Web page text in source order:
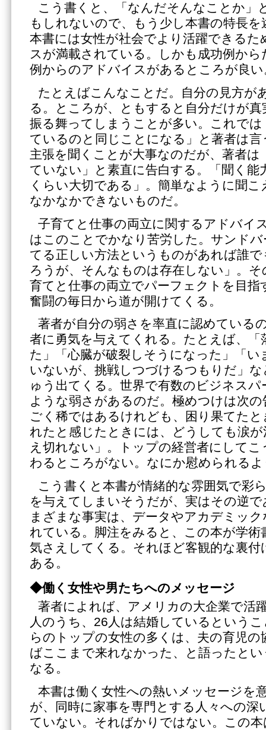
こう書くと、「なんだそんなことか」
もしれないので、もう少し本書の特長
本書には女性が社会でより活躍できるた
スが満載されている。しかも成功例か
例からのアドバイスがあるところが良い
たとえばこんなことだ。自分の見方が
る。ところが、ともすると自分だけが
振る舞ってしまうことが多い。これで
ているのと同じことになる」と著者は
主張を聞くことが大事なのだが、著者
ていない」と素直に告白する。「聞く能
くらい大切である」。簡単なように聞
なかなかできないものだ。
子育てと仕事の両立に関するアドバイ
はこのことでかなり苦労した。サンド
てる正しい方法というものがあれば誰
ろうが、そんなものは存在しない」。
育てと仕事の両立でパーフェクトを目指
奮闘の毎日から道が開けてくる。
著者が自分の弱さを率直に認めている
者に勇気を与えてくれる。たとえば、「
た」「心臓が破裂しそうになった」「
いないが、挑戦しつづけるつもりだ」
ゅう出てくる。世界で有数のビジネス
ような弱さがあるのだ。極めつけは次
ごく稀ではあるけれども、困り果てた
れたと感じたときには、どうしても涙
え切れない」。トップの経営者にして
わるところがない。なにか慰められる
こう書くと本書が情緒的な雰囲気で彩
を与えてしまいそうだが、実はその逆
まざまな事実は、データやアカデミッ
れている。脚注をみると、この本が学
気さえしてくる。それほど客観的な裏
ある。
◆働く女性や男たちへのメッセージ
著者によれば、アメリカの大企業で活
人のうち、26人は結婚しているという
らのトップの女性の多くは、夫の育児
ばここまで来れなかった、と語ったと
なる。
本書は働く女性への熱いメッセージを
が、同時に家事を専門とする人々への深
ていない。そればかりではない。この